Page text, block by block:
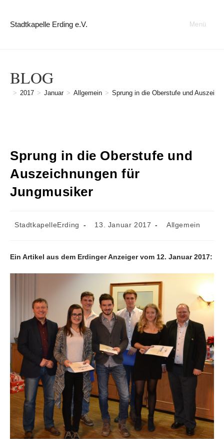
Stadtkapelle Erding e.V. Menü
BLOG
> 2017 > Januar > Allgemein > Sprung in die Oberstufe und
Sprung in die Oberstufe und
Auszeichnungen für
Jungmusiker
Beitrags-
StadtkapelleErding
Beitrag
13. Januar 2017
Beitrags-
Allgemein
Ein Artikel aus dem Erdinger Anzeiger vom 12. Januar 2017: